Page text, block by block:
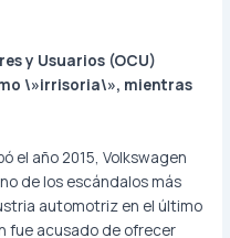
y Usuarios (OCU)
\»irrisoria\», mientras
el año 2015, Volkswagen
de los escándalos más
automotriz en el último
fue acusado de ofrecer